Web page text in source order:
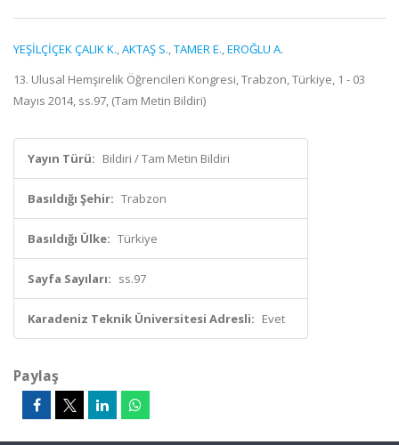
YEŞİLÇİÇEK ÇALIK K.,AKTAŞ S.,TAMER E.,EROĞLU A.
13. Ulusal Hemşirelik Öğrencileri Kongresi, Trabzon, Türkiye, 1 - 03
Mayıs 2014, ss.97, (Tam Metin Bildiri)
Yayın Türü: Bildiri / Tam Metin Bildiri
Basıldığı Şehir: Trabzon
Basıldığı Ülke: Türkiye
Sayfa Sayıları: ss.97
Karadeniz Teknik Üniversitesi Adresli: Evet
Paylaş